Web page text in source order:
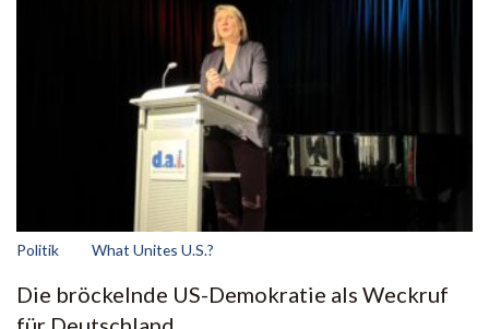
Politik What Unites U.S.?
Die bröckelnde US-Demokratie als Weckruf